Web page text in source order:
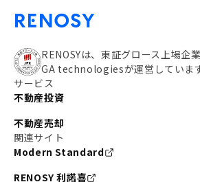
RENOSYは、東証グロース上場企
GA technologiesが運営しています
サービス
不動産投資
不動産売却
関連サイト
Modern Standard
RENOSY 利諾喜